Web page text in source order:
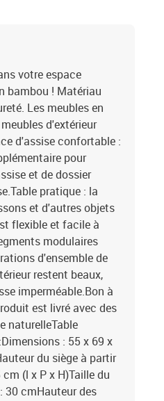
votre espace
bambou ! Matériau
Les meubles en
d'extérieur
d'assise confortable :
pour
et de dossier
pratique : la
et d'autres objets
flexible et facile à
modulaires
d'ensemble de
restent beaux,
imperméable.Bon à
est livré avec des
naturelleTable
: 55 x 69 x
du siège à partir
(l x P x H)Taille du
30 cmHauteur des